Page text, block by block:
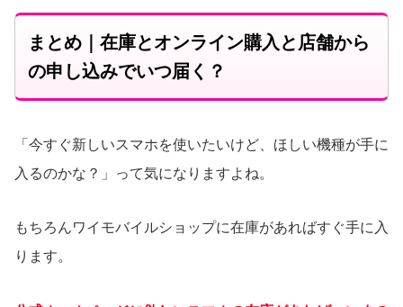
まとめ｜在庫とオンライン購入と店舗から
の申し込みでいつ届く？
「今すぐ新しいスマホを使いたいけど、ほしい機種が手に
入るのかな？」って気になりますよね。
もちろんワイモバイルショップに在庫があればすぐ手に入
ります。